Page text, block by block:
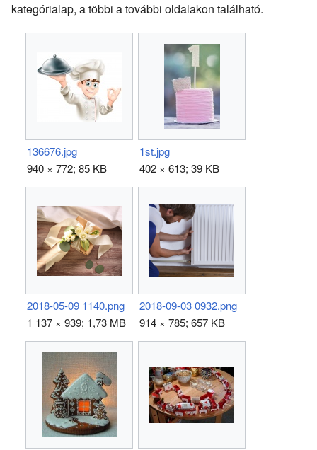
kategórialap, a többi a további oldalakon található.
136676.jpg
940 × 772; 85 KB
1st.jpg
402 × 613; 39 KB
2018-05-09 1140.png
1 137 × 939; 1,73 MB
2018-09-03 0932.png
914 × 785; 657 KB